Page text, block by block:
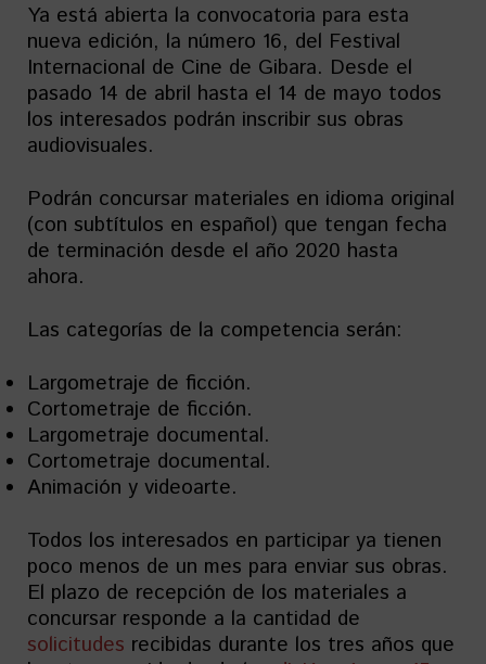
Ya está abierta la convocatoria para esta
nueva edición, la número 16, del Festival
Internacional de Cine de Gibara. Desde el
pasado 14 de abril hasta el 14 de mayo todos
los interesados podrán inscribir sus obras
audiovisuales.
Podrán concursar materiales en idioma original
(con subtítulos en español) que tengan fecha
de terminación desde el año 2020 hasta
ahora.
Las categorías de la competencia serán:
Largometraje de ficción.
Cortometraje de ficción.
Largometraje documental.
Cortometraje documental.
Animación y videoarte.
Todos los interesados en participar ya tienen
poco menos de un mes para enviar sus obras.
El plazo de recepción de los materiales a
concursar responde a la cantidad de
solicitudes recibidas durante los tres años que